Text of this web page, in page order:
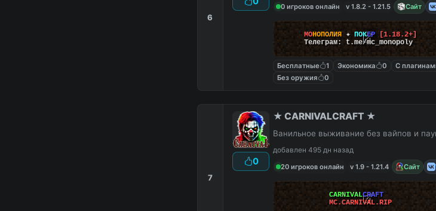
6
0 игроков онлайн v 1.8.2 - 1.21.5 Сайт
МОНОПОЛИЯ ✦ ПОКЕР
[1.18.2+]
Телеграм: t.me/mc_monopoly
Бесплатные 1 Экономика 0 С
Без оружия
0
7
0
★ CARNIVALCRAFT ★
Ванильное выживание без вайпов и
добавлен 495 дн назад
20 игроков онлайн
v 1.9 - 1.21.4 Сайт
CARNIVALCRAFT
MC.CARNIVAL.RIP